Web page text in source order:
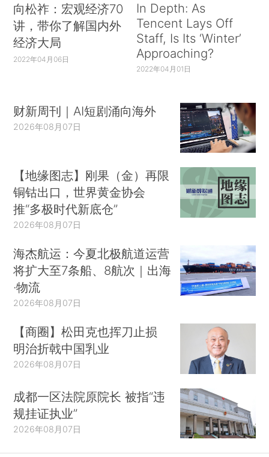
向松祚：宏观经济70
讲，带你了解国内外
经济大局
2022年04月06日
In Depth: As
Tencent Lays Off
Staff, Is Its ‘Winter’
Approaching?
2022年04月01日
财新周刊｜AI短剧涌向海外
2026年08月07日
【地缘图志】刚果（金）再限
铜钴出口，世界黄金协会
推“多极时代新底仓”
2026年08月07日
海杰航运：今夏北极航道运营
将扩大至7条船、8航次｜出海
·物流
2026年08月07日
【商圈】松田克也挥刀止损
明治折戟中国乳业
2026年08月07日
成都一区法院原院长 被指“违
规挂证执业”
2026年08月07日